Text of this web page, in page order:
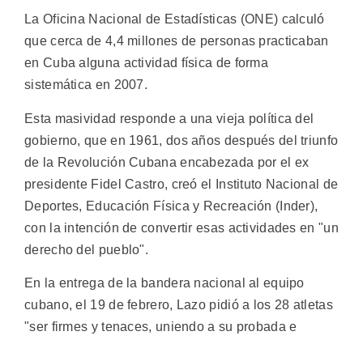
La Oficina Nacional de Estadísticas (ONE) calculó
que cerca de 4,4 millones de personas practicaban
en Cuba alguna actividad física de forma
sistemática en 2007.
Esta masividad responde a una vieja política del
gobierno, que en 1961, dos años después del triunfo
de la Revolución Cubana encabezada por el ex
presidente Fidel Castro, creó el Instituto Nacional de
Deportes, Educación Física y Recreación (Inder),
con la intención de convertir esas actividades en "un
derecho del pueblo".
En la entrega de la bandera nacional al equipo
cubano, el 19 de febrero, Lazo pidió a los 28 atletas
"ser firmes y tenaces, uniendo a su probada e